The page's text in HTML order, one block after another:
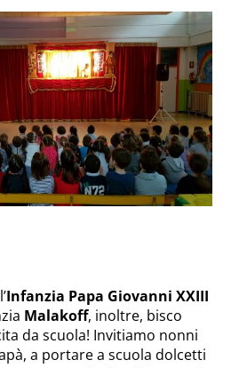
Infanzia Papa Giovanni XXIII
Malakoff, inoltre, bisco
da scuola! Invitiamo nonni
a portare a scuola dolcetti